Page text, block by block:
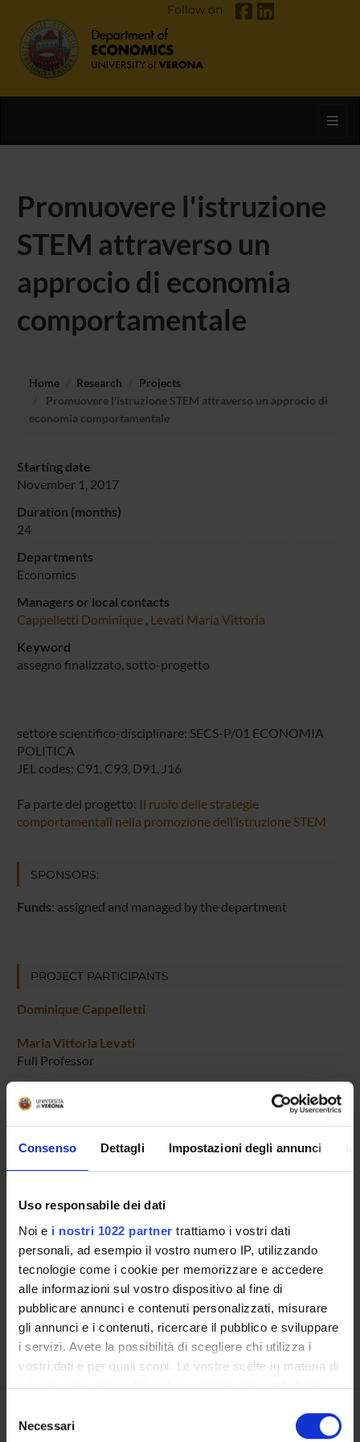
Consenso Dettagli Impostazioni degli annunci
Uso responsabile dei dati
Noi e i nostri 1022 partner trattiamo i vostri dati
personali, ad esempio il vostro numero IP, utilizzando
tecnologie come i cookie per memorizzare e accedere
alle informazioni sul vostro dispositivo al fine di
pubblicare annunci e contenuti personalizzati, misurare
gli annunci e i contenuti, ricercare il pubblico e sviluppare
i servizi. Avete la possibilità di scegliere chi utilizza i
vostri dati e per quali scopi. Le vostre scelte in materia di
privacy sono applicabili solo su questa proprietà digitale
modificare o revocare il proprio consenso in qualsiasi
delNecessari
Follow on
Promuovere l'istruzione
STEM attraverso un
approcio di economia
comportamentale
Home Research
Projects
Promuovere l'istruzione STEM attraverso un approcio di
economia comportamentale
Starting date
November 1, 2017
Duration (months)
24
Departments
Economics
Managers or local contacts
Cappelletti Dominique , Levati Maria Vittoria
Keyword
assegno finalizzato, sotto-progetto
settore scientifico-disciplinare: SECS-P/01 ECONOMIA
POLITICA
JEL codes: C91, C93, D91, J16
Fa parte del progetto: Il ruolo delle strategie
comportamentali nella promozione dell’istruzione STEM
SPONSORS:
Funds: assigned and managed by the department
PROJECT PARTICIPANTS
Dominique Cappelletti
Maria Vittoria Levati
Full Professor
RESEARCH AREAS INVOLVED IN THE PROJECT
Macroeconomia, Economia internazionale e Sviluppo
Demographic Economics
Economia comportamentale e sperimentale
Economia comportamentale e sperimentale
Micro-Based Behavioral Economics
ACTIVITIES
PHD PROGRAMMES